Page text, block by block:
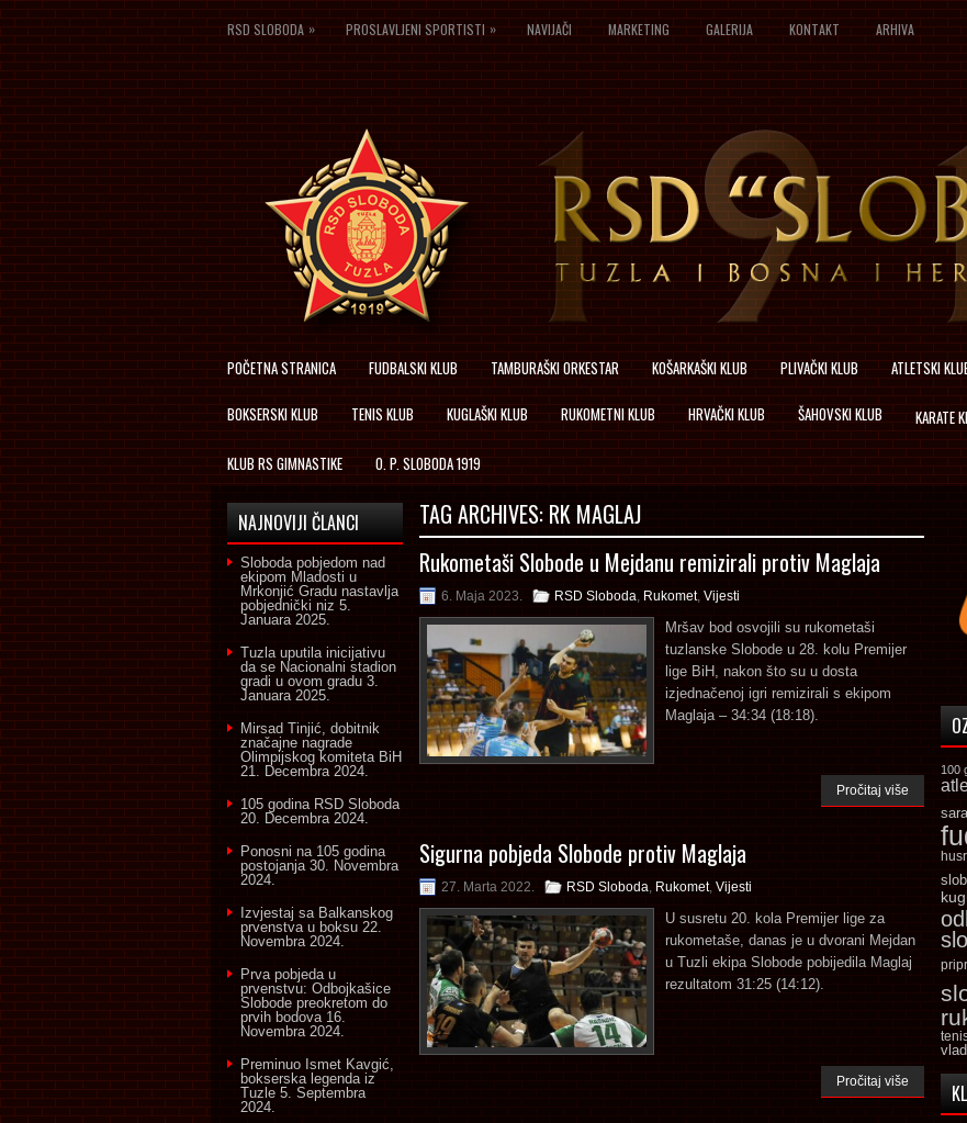
RSD SLOBODA » PROSLAVLJENI SPORTISTI » NAVIJAČI MARKETING GALERIJA KONTAKT ARHIVA
POČETNA STRANICA FUDBALSKI KLUB TAMBURAŠKI ORKESTAR KOŠARKAŠKI KLUB PLIVAČKI KLUB ATLETSKI
BOKSERSKI KLUB TENIS KLUB KUGLAŠKI KLUB RUKOMETNI KLUB HRVAČKI KLUB ŠAHOVSKI KLUB KARATE
KLUB RS GIMNASTIKE O. P. SLOBODA 1919
TAG ARCHIVES: RK MAGLAJ
Rukometaši Slobode u Mejdanu remizirali protiv Maglaja
6. Maja 2023. RSD Sloboda, Rukomet, Vijesti
Mršav bod osvojili su rukometaši
tuzlanske Slobode u 28. kolu Premijer
lige BiH, nakon što su u dosta
izjednačenoj igri remizirali s ekipom
Maglaja – 34:34 (18:18).
Pročitaj više
Sigurna pobjeda Slobode protiv Maglaja
27. Marta 2022. RSD Sloboda, Rukomet, Vijesti
U susretu 20. kola Premijer lige za
rukometaše, danas je u dvorani Mejdan
u Tuzli ekipa Slobode pobijedila Maglaj
rezultatom 31:25 (14:12).
Pročitaj više
NAJNOVIJI ČLANCI
Sloboda pobjedom nad
ekipom Mladosti u
Mrkonjić Gradu nastavlja
pobjednički niz 5.
Januara 2025.
Tuzla uputila inicijativu
da se Nacionalni stadion
gradi u ovom gradu 3.
Januara 2025.
Mirsad Tinjić, dobitnik
značajne nagrade
Olimpijskog komiteta BiH
21. Decembra 2024.
105 godina RSD Sloboda
20. Decembra 2024.
Ponosni na 105 godina
postojanja 30. Novembra
2024.
Izvjestaj sa Balkanskog
prvenstva u boksu 22.
Novembra 2024.
Prva pobjeda u
prvenstvu: Odbojkašice
Slobode preokretom do
prvih bodova 16.
Novembra 2024.
Preminuo Ismet Kavgić,
bokserska legenda iz
Tuzle 5. Septembra
2024.
100